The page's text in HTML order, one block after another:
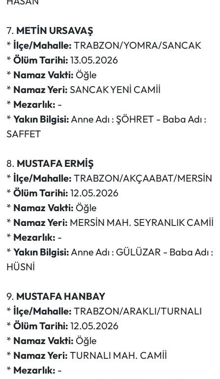
7. METİN URSAVAŞ
* İlçe/Mahalle: TRABZON/YOMRA/SANCAK
* Ölüm Tarihi: 13.05.2026
* Namaz Vakti: Öğle
* Namaz Yeri: SANCAK YENİ CAMİİ
* Mezarlık: -
* Yakın Bilgisi:Anne Adı : ŞÖHRET - Baba Adı :
SAFFET
8. MUSTAFA ERMİŞ
* İlçe/Mahalle: TRABZON/AKÇAABAT/MERSİN
* Ölüm Tarihi: 12.05.2026
* Namaz Vakti: Öğle
* Namaz Yeri: MERSİN MAH. SEYRANLIK CAMİİ
* Mezarlık: -
* Yakın Bilgisi:Anne Adı : GÜLÜZAR - Baba Adı :
HÜSNİ
9. MUSTAFA HANBAY
* İlçe/Mahalle: TRABZON/ARAKLI/TURNALI
* Ölüm Tarihi: 12.05.2026
* Namaz Vakti: Öğle
* Namaz Yeri: TURNALI MAH. CAMİİ
* Mezarlık: -